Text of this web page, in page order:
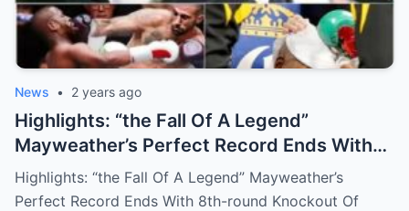
News • 2 years ago
Highlights: “the Fall Of A Legend”
Mayweather’s Perfect Record Ends With
8th-round Knockout Of John Gotti Iii In
Rematch Read more in comments
Highlights: “the Fall Of A Legend” Mayweather’s
Perfect Record Ends With 8th-round Knockout Of